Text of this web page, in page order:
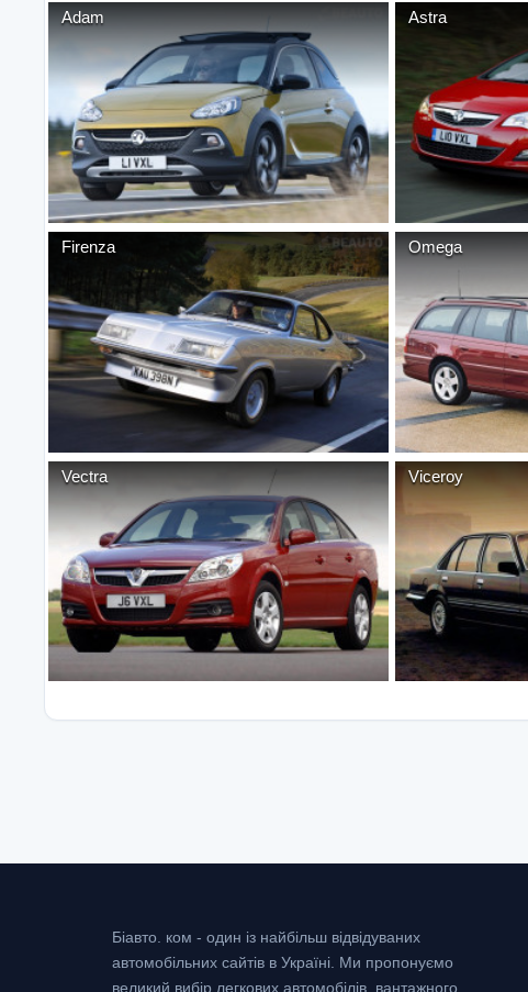
Adam Astra
Firenza Omega
Vectra Viceroy
Біавто. ком - один із найбільш відвідуваних
автомобільних сайтів в Україні. Ми пропонуємо
великий вибір легкових автомобілів, вантажного